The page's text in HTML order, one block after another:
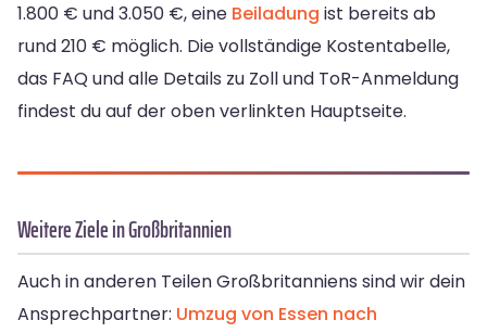
1.800 € und 3.050 €, eine Beiladung ist bereits ab
rund 210 € möglich. Die vollständige Kostentabelle,
das FAQ und alle Details zu Zoll und ToR-Anmeldung
findest du auf der oben verlinkten Hauptseite.
Weitere Ziele in Großbritannien
Auch in anderen Teilen Großbritanniens sind wir dein
Ansprechpartner: Umzug von Essen nach